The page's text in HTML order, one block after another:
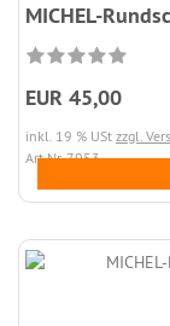
MICHEL-
EUR 45,00
inkl. 19 % USt zzgl.
Art.Nr. 7953